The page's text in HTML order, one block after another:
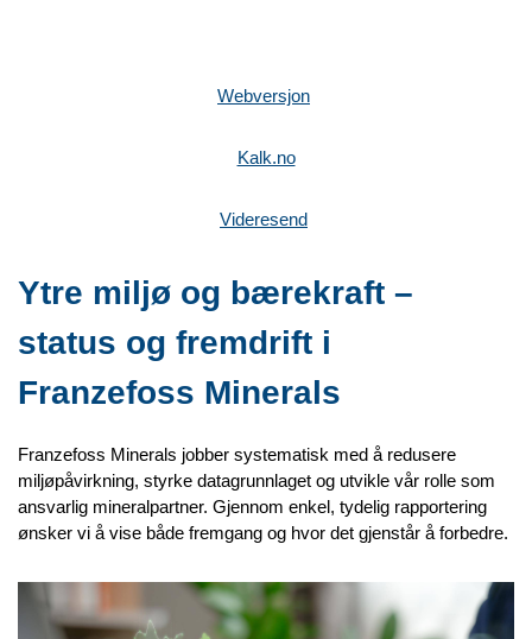
Webversjon
Kalk.no
Videresend
Ytre miljø og bærekraft –
status og fremdrift i
Franzefoss Minerals
Franzefoss Minerals jobber systematisk med å redusere
miljøpåvirkning, styrke datagrunnlaget og utvikle vår rolle som
ansvarlig mineralpartner. Gjennom enkel, tydelig rapportering
ønsker vi å vise både fremgang og hvor det gjenstår å forbedre.